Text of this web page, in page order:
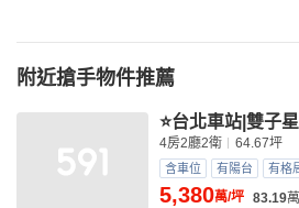
附近搶手物件推薦
⭐台北車站|雙子
4房2廳2衛 64.67坪
含車位 有陽台 有格
5,380萬/坪 83.19